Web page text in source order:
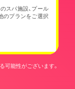
スパ施設、プール
のプランをご選択
能性がございます。